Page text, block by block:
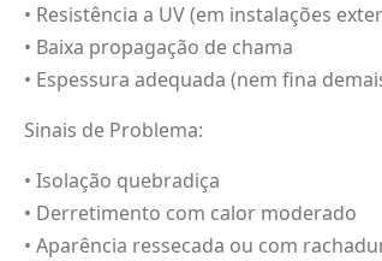
• Resistência a UV (em instalações
• Baixa propagação de chama
• Espessura adequada (nem fina
Sinais de Problema:
• Isolação quebradiça
• Derretimento com calor moderado
• Aparência ressecada ou com